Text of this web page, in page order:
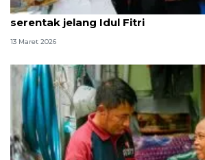
Polri dan Bulog gelar Gerakan
serentak jelang Idul Fitri
13 Maret 2026